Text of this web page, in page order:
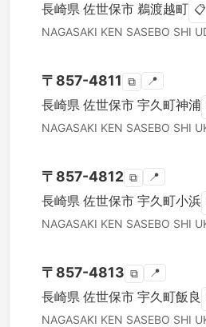
長崎県 佐世保市 鵜渡越町 📋
NAGASAKI KEN SASEBO SHI
〒 857-4811 ⧉ 📍
長崎県 佐世保市 宇久町神浦
NAGASAKI KEN SASEBO SHI
〒 857-4812 ⧉ 📍
長崎県 佐世保市 宇久町小浜
NAGASAKI KEN SASEBO SHI
〒 857-4813 ⧉ 📍
長崎県 佐世保市 宇久町飯良
NAGASAKI KEN SASEBO SHI